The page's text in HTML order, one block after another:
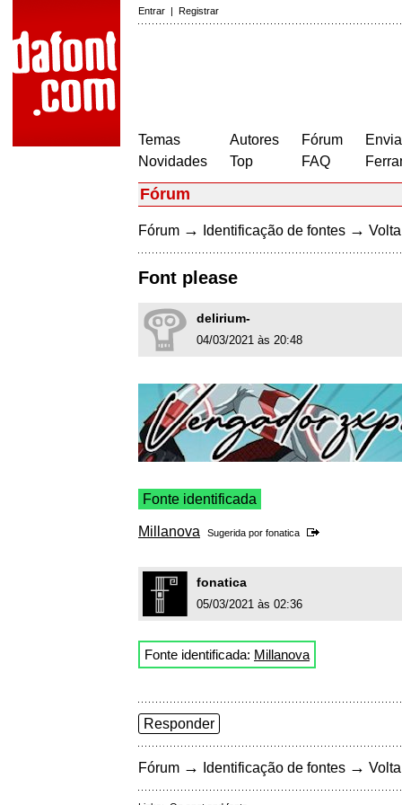
Entrar | Registrar
Temas
Novidades
Autores
Top
Fórum
FAQ
Fórum
Fórum → Identificação de fontes →
Font please
delirium-
04/03/2021 às 20:48
Fonte identificada
Millanova Sugerida por fonatica
fonatica
05/03/2021 às 02:36
Fonte identificada: Millanova
Responder
Fórum → Identificação de fontes →